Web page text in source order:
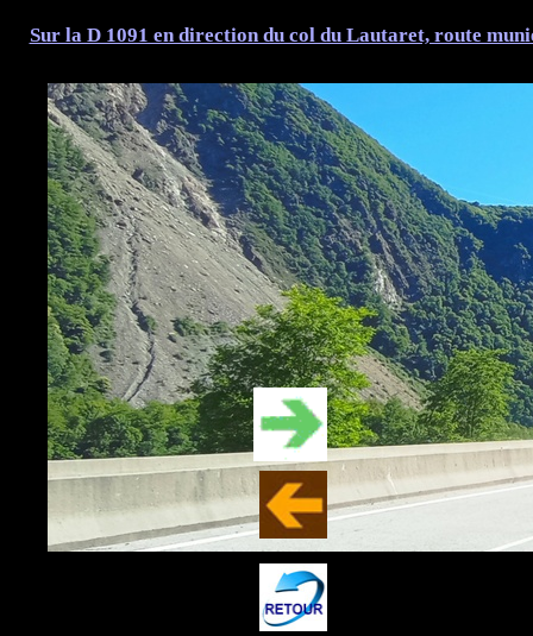
Sur la D 1091 en direction du col du Lautaret, route